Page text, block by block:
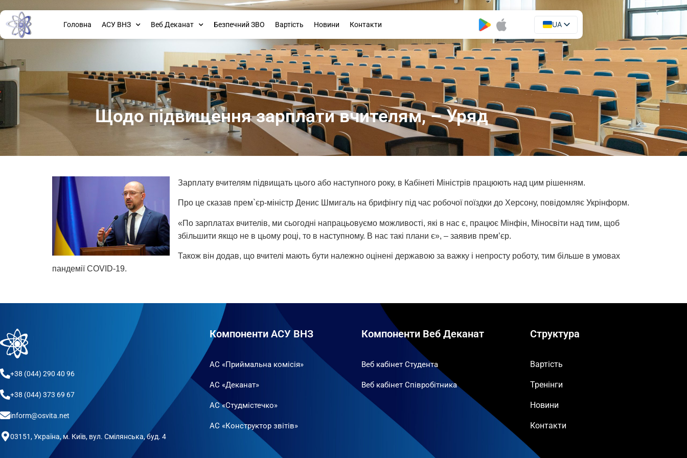
Головна АСУ ВНЗ Веб Деканат Безпечний ЗВО Вартість Новини Контакти
UA
EN
Щодо підвищення зарплати вчителям, – Уряд
Зарплату вчителям підвищать цього або наступного року, в Кабінеті Міністрів працюють над цим рішенням.
Про це сказав прем`єр-міністр Денис Шмигаль на брифінгу під час робочої поїздки до Херсону, повідомляє Укрінформ.
«По зарплатах вчителів, ми сьогодні напрацьовуємо можливості, які в нас є, працює Мінфін, Міносвіти над тим, щоб
збільшити якщо не в цьому році, то в наступному. В нас такі плани є», – заявив прем’єр.
Також він додав, що вчителі мають бути належно оцінені державою за важку і непросту роботу, тим більше в умовах
пандемії COVID-19.
+38 (044) 290 40 96
+38 (044) 373 69 67
inform@osvita.net
03151, Україна, м. Київ, вул. Смілянська, буд. 4
Компоненти АСУ ВНЗ
АС «Приймальна комісія»
АС «Деканат»
АС «Студмістечко»
АС «Конструктор звітів»
Компоненти Веб Деканат
Веб кабінет Студента
Веб кабінет Співробітника
Структура
Вартість
Тренінги
Новини
Контакти